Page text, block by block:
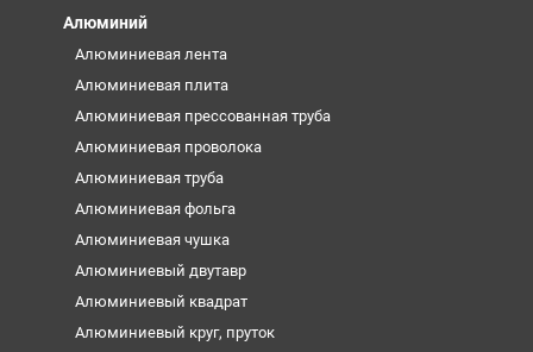
Алюминий
Алюминиевая лента
Алюминиевая плита
Алюминиевая прессованная труба
Алюминиевая проволока
Алюминиевая труба
Алюминиевая фольга
Алюминиевая чушка
Алюминиевый двутавр
Алюминиевый квадрат
Алюминиевый круг, пруток